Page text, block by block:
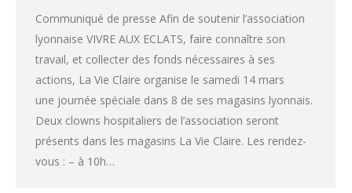
Communiqué de presse Afin de soutenir l’association
lyonnaise VIVRE AUX ECLATS, faire connaître son
travail, et collecter des fonds nécessaires à ses
actions, La Vie Claire organise le samedi 14 mars
une journée spéciale dans 8 de ses magasins lyonnais.
Deux clowns hospitaliers de l’association seront
présents dans les magasins La Vie Claire. Les rendez-
vous : – à 10h…